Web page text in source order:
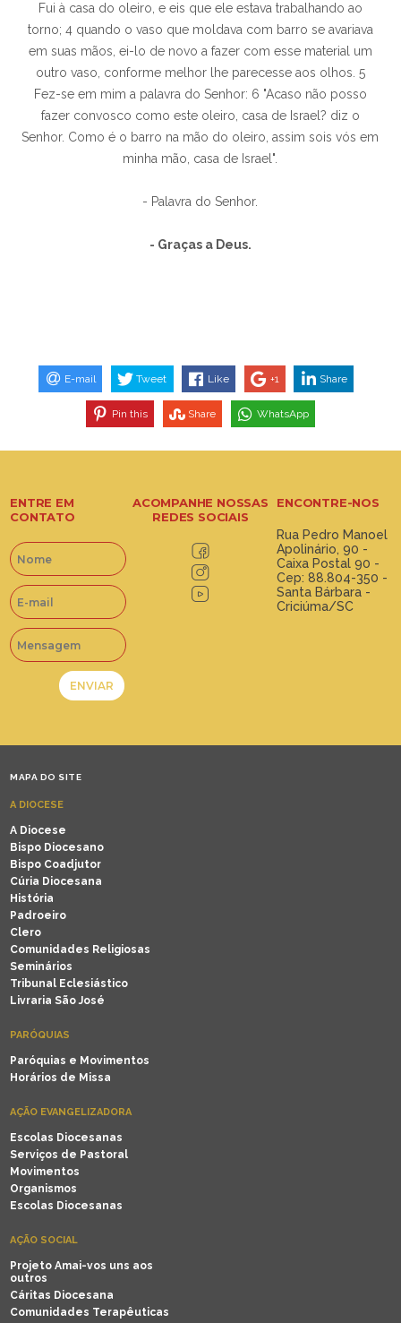
Fui à casa do oleiro, e eis que ele estava trabalhando ao
torno; 4 quando o vaso que moldava com barro se avariava
em suas mãos, ei-lo de novo a fazer com esse material um
outro vaso, conforme melhor lhe parecesse aos olhos. 5
Fez-se em mim a palavra do Senhor: 6 "Acaso não posso
fazer convosco como este oleiro, casa de Israel? diz o
Senhor. Como é o barro na mão do oleiro, assim sois vós em
minha mão, casa de Israel".
- Palavra do Senhor.
- Graças a Deus.
E-mail Tweet Like +1 Share
Pin this Share WhatsApp
ENTRE EM
CONTATO
ACOMPANHE NOSSAS
REDES SOCIAIS
ENCONTRE-NOS
Rua Pedro Manoel
Apolinário, 90 -
Caixa Postal 90 -
Cep: 88.804-350 -
Santa Bárbara -
Criciúma/SC
MAPA DO SITE
A DIOCESE
A Diocese
Bispo Diocesano
Bispo Coadjutor
Cúria Diocesana
História
Padroeiro
Clero
Comunidades Religiosas
Seminários
Tribunal Eclesiástico
Livraria São José
PARÓQUIAS
Paróquias e Movimentos
Horários de Missa
AÇÃO EVANGELIZADORA
Escolas Diocesanas
Serviços de Pastoral
Movimentos
Organismos
Escolas Diocesanas
AÇÃO SOCIAL
Projeto Amai-vos uns aos
outros
Cáritas Diocesana
Comunidades Terapêuticas